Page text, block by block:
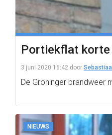
Portiekflat korte
3 juni 2020 16:42 door
De Groninger brandweer
NIEUWS